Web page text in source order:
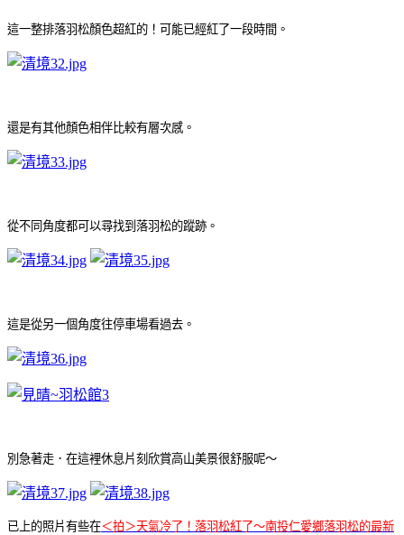
這一整排落羽松顏色超紅的！可能已經紅了一段時間 。
還是有其他顏色相伴比較有層次感 。
從不同角度都可以尋找到落羽松的蹤跡 。
這是從另一個角度往停車場看過去 。
別急著走．在這裡休息片刻欣賞高山美景很舒服呢～
已上的照片有些在＜拍＞天氣冷了！落羽松紅了～南投仁愛鄉落羽松的最新